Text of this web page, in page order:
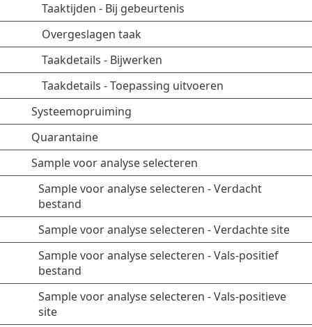
Taaktijden - Bij gebeurtenis
Overgeslagen taak
Taakdetails - Bijwerken
Taakdetails - Toepassing uitvoeren
Systeemopruiming
Quarantaine
Sample voor analyse selecteren
Sample voor analyse selecteren - Verdacht
bestand
Sample voor analyse selecteren - Verdachte site
Sample voor analyse selecteren - Vals-positief
bestand
Sample voor analyse selecteren - Vals-positieve
site